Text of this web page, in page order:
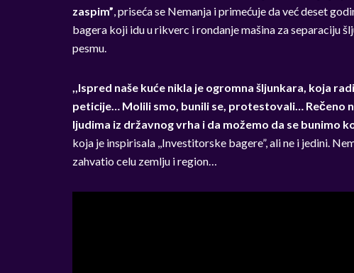
zaspim” , priseća se Nemanja i primećuje da već deset
bagera koji idu u rikverc i rondanje mašina za separaciju
pesmu.
,,Ispred naše kuće nikla je ogromna šljunkara, koja
peticije… Molili smo, bunili se, protestovali… Rečeno
ljudima iz državnog vrha i da možemo da se bunimo
koja je inspirisala ,,Investitorske bagere”, ali ne i jedini.
zahvatio celu zemlju i region…